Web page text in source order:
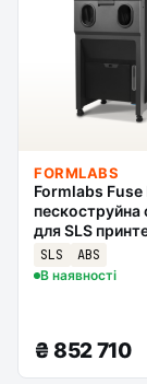
FORMLABS
Formlabs Fuse
пескоструйна
для SLS
SLS ABS
В наявності
₴ 852 710